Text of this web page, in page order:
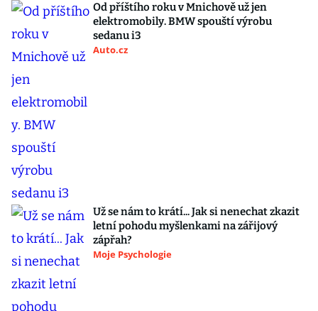
Od příštího roku v Mnichově už jen
elektromobily. BMW spouští výrobu
sedanu i3
Auto.cz
Už se nám to krátí... Jak si nenechat zkazit
letní pohodu myšlenkami na zářijový
zápřah?
Moje Psychologie